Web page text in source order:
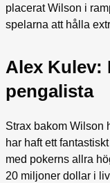
placerat Wilson i
spelarna att hålla
Alex Kulev:
pengalista
Strax bakom Wilson
har haft ett
med pokerns allra
20 miljoner dollar i